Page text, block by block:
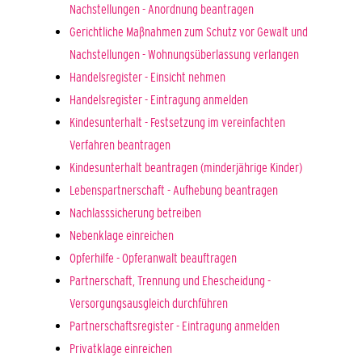
Nachstellungen - Anordnung beantragen
Gerichtliche Maßnahmen zum Schutz vor Gewalt und
Nachstellungen - Wohnungsüberlassung verlangen
Handelsregister - Einsicht nehmen
Handelsregister - Eintragung anmelden
Kindesunterhalt - Festsetzung im vereinfachten
Verfahren beantragen
Kindesunterhalt beantragen (minderjährige Kinder)
Lebenspartnerschaft - Aufhebung beantragen
Nachlasssicherung betreiben
Nebenklage einreichen
Opferhilfe - Opferanwalt beauftragen
Partnerschaft, Trennung und Ehescheidung -
Versorgungsausgleich durchführen
Partnerschaftsregister - Eintragung anmelden
Privatklage einreichen